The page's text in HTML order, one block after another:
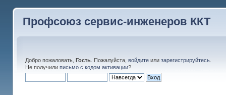
Профсоюз сервис-инженеров ККТ
Добро пожаловать, Гость. Пожалуйста, войдитеили зарегистрируйтесь.
Не получили письмо с кодом активации?